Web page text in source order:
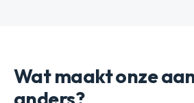
Wat maakt onze